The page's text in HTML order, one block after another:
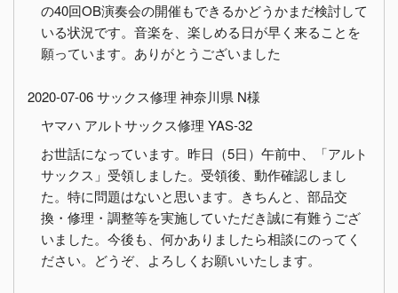
の40回OB演奏会の開催もできるかどうかまだ検討して
いる状況です。音楽を、楽しめる日が早く来ることを
願っています。ありがとうございました
2020-07-06 サックス修理 神奈川県 N様
ヤマハ アルトサックス修理 YAS-32
お世話になっています。昨日（5日）午前中、「アルト
サックス」受領しました。受領後、動作確認しまし
た。特に問題はないと思います。きちんと、部品交
換・修理・調整等を実施していただき誠に有難うござ
いました。今後も、何かありましたら相談にのってく
ださい。どうぞ、よろしくお願いいたします。